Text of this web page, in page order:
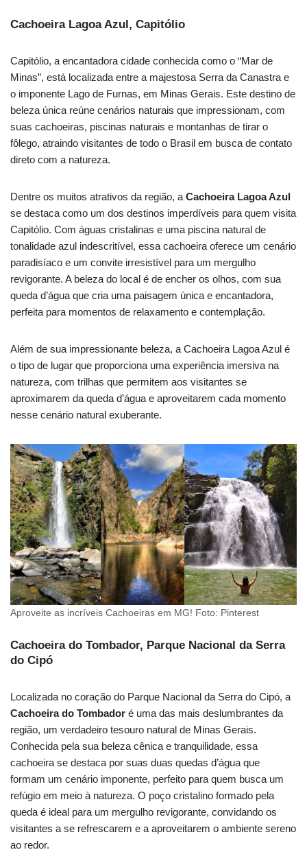
Cachoeira Lagoa Azul, Capitólio
Capitólio, a encantadora cidade conhecida como o “Mar de
Minas”, está localizada entre a majestosa Serra da Canastra e
o imponente Lago de Furnas, em Minas Gerais. Este destino de
beleza única reúne cenários naturais que impressionam, com
suas cachoeiras, piscinas naturais e montanhas de tirar o
fôlego, atraindo visitantes de todo o Brasil em busca de contato
direto com a natureza.
Dentre os muitos atrativos da região, a Cachoeira Lagoa Azul
se destaca como um dos destinos imperdíveis para quem visita
Capitólio. Com águas cristalinas e uma piscina natural de
tonalidade azul indescritível, essa cachoeira oferece um cenário
paradisíaco e um convite irresistível para um mergulho
revigorante. A beleza do local é de encher os olhos, com sua
queda d’água que cria uma paisagem única e encantadora,
perfeita para momentos de relaxamento e contemplação.
Além de sua impressionante beleza, a Cachoeira Lagoa Azul é
o tipo de lugar que proporciona uma experiência imersiva na
natureza, com trilhas que permitem aos visitantes se
aproximarem da queda d’água e aproveitarem cada momento
nesse cenário natural exuberante.
Aproveite as incríveis Cachoeiras em MG! Foto: Pinterest
Cachoeira do Tombador, Parque Nacional da Serra
do Cipó
Localizada no coração do Parque Nacional da Serra do Cipó, a
Cachoeira do Tombador é uma das mais deslumbrantes da
região, um verdadeiro tesouro natural de Minas Gerais.
Conhecida pela sua beleza cênica e tranquilidade, essa
cachoeira se destaca por suas duas quedas d’água que
formam um cenário imponente, perfeito para quem busca um
refúgio em meio à natureza. O poço cristalino formado pela
queda é ideal para um mergulho revigorante, convidando os
visitantes a se refrescarem e a aproveitarem o ambiente sereno
ao redor.